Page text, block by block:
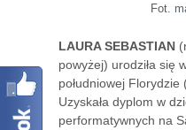
Fot.
LAURA SEBASTIAN
powyżej) urodziła się
południowej
Uzyskała dyplom w
performatywnych na